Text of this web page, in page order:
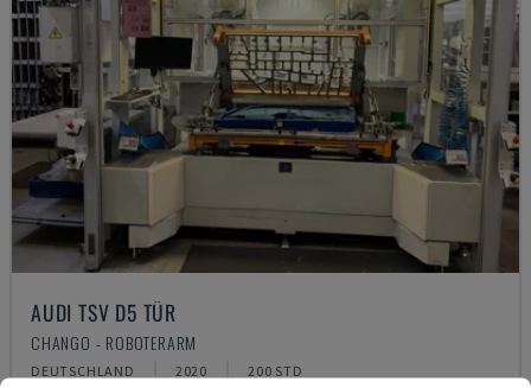
AUDI TSV D5 TÜR
CHANGO - ROBOTERARM
DEUTSCHLAND 2020 200 STD